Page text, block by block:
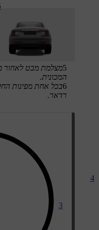
3
4
5מצלמת מבט לאחור
המכונית.
6בכל אחת מפינות
רדאר.